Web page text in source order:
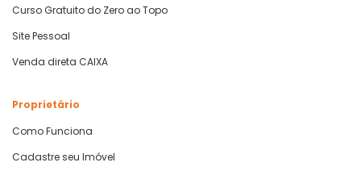
Curso Gratuito do Zero ao Topo
Site Pessoal
Venda direta CAIXA
Proprietário
Como Funciona
Cadastre seu Imóvel